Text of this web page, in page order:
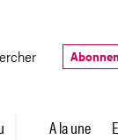
A la une